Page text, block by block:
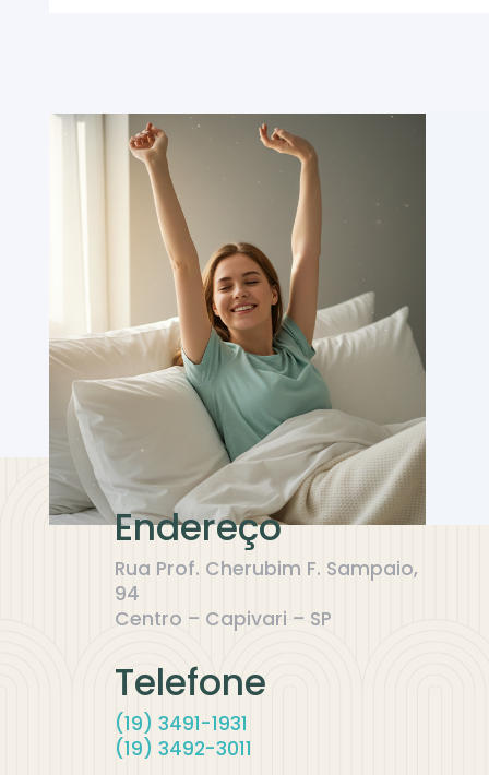
Endereço
Rua Prof. Cherubim F. Sampaio,
94
Centro – Capivari – SP
Telefone
(19) 3491-1931
(19) 3492-3011